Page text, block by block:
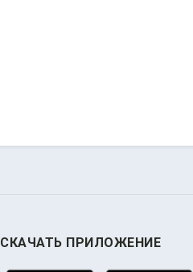
СКАЧАТЬ ПРИЛОЖЕНИЕ